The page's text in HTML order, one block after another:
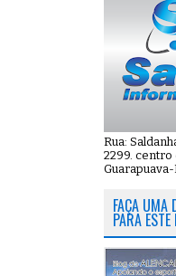
Rua:
2299. centro
FAÇA UMA
PARA